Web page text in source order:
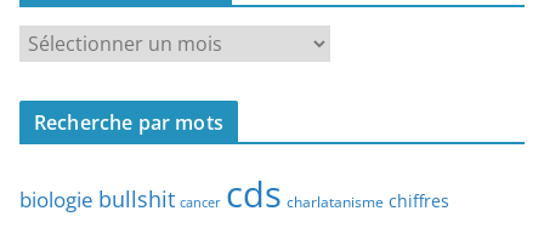
e
e
a
e
c
r
Recherche par mots
biologie bullshit cancer cds charlatanisme chiffres